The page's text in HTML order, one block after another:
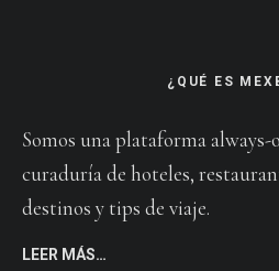
¿QUÉ ES
Somos una plataforma
curaduría de hoteles,
destinos y tips de viaje.
LEER MÁS…